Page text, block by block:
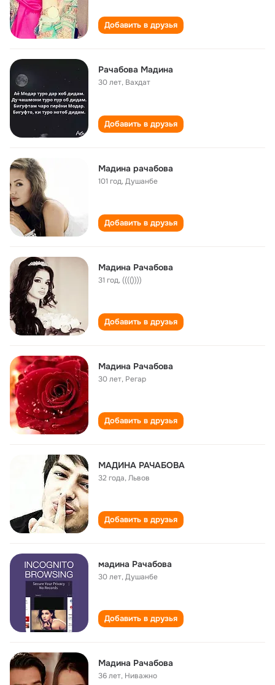
Добавить в друзья
Рачабова Мадина
30 лет, Вахдат
Добавить в друзья
Мадина рачабова
101 год,Душанбе
Добавить в друзья
Мадина Рачабова
31 год,(((())))
Добавить в друзья
Мадина Рачабова
30 лет, Регар
Добавить в друзья
МАДИНА РАЧАБОВА
32 года,Львов
Добавить в друзья
мадина Рачабова
30 лет,Душанбе
Добавить в друзья
Мадина Рачабова
36 лет, Ниважно